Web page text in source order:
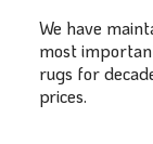
We have
most
rugs for
prices.